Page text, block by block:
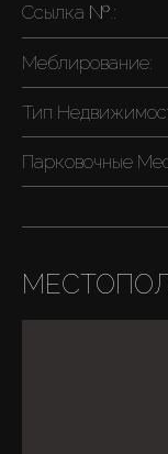
Ссылка №.:
Меблирование:
Тип
Парковочные